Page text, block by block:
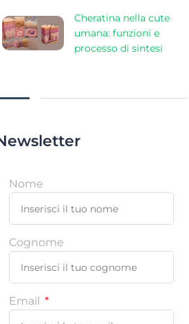
Cheratina nella cute
umana: funzioni e
processo di sintesi
Nome
Cognome
Email